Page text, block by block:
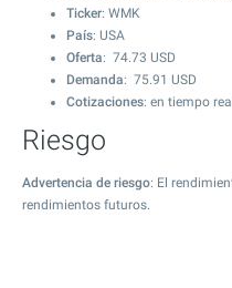
Ticker: WMK
País: USA
Oferta: 74.73 USD
Demanda: 75.91 USD
Cotizaciones: en tiempo
Riesgo
Advertencia de riesgo: El
rendimientos futuros.